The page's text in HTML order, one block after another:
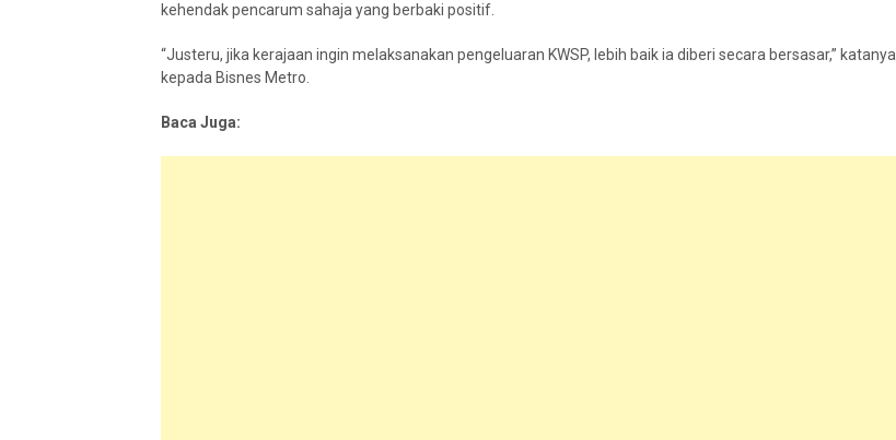
kehendak pencarum sahaja yang berbaki positif.
“Justeru, jika kerajaan ingin melaksanakan pengeluaran KWSP, lebih baik ia diberi secara bersasar,” katanya
kepada Bisnes Metro.
Baca Juga: